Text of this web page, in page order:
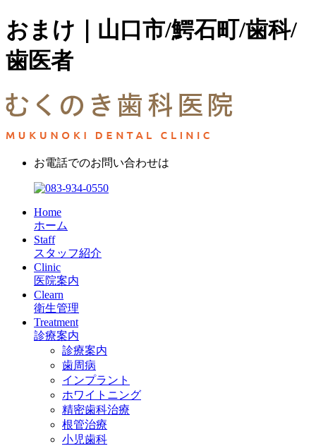
おまけ｜山口市/鰐石町/歯科/
歯医者
お電話でのお問い合わせは
Home
ホーム
Staff
スタッフ紹介
Clinic
医院案内
Clearn
衛生管理
Treatment
診療案内
診療案内
歯周病
インプラント
ホワイトニング
精密歯科治療
根管治療
小児歯科